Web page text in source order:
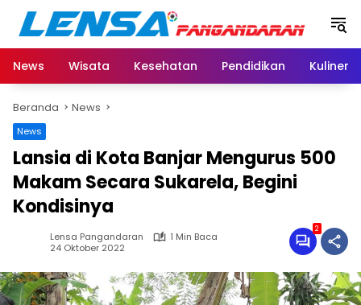
Langsung
konten
News
Wisata Kesehatan Pendidikan Kuliner
Beranda News
News
Lansia di Kota Banjar Mengurus 500
Makam Secara Sukarela, Begini
Kondisinya
Lensa Pangandaran
1 Min Baca
24 Oktober 2022
2